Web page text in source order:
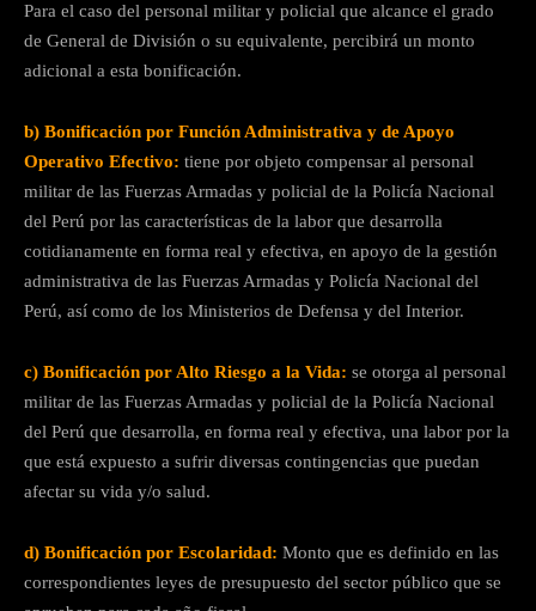
Para el caso del personal militar y policial que alcance el grado
de General de División o su equivalente, percibirá un monto
adicional a esta bonificación.
b) Bonificación por Función Administrativa y de Apoyo
Operativo Efectivo: tiene por objeto compensar al personal
militar de las Fuerzas Armadas y policial de la Policía Nacional
del Perú por las características de la labor que desarrolla
cotidianamente en forma real y efectiva, en apoyo de la gestión
administrativa de las Fuerzas Armadas y Policía Nacional del
Perú, así como de los Ministerios de Defensa y del Interior.
c) Bonificación por Alto Riesgo a la Vida: se otorga al personal
militar de las Fuerzas Armadas y policial de la Policía Nacional
del Perú que desarrolla, en forma real y efectiva, una labor por la
que está expuesto a sufrir diversas contingencias que puedan
afectar su vida y/o salud.
d) Bonificación por Escolaridad: Monto que es definido en las
correspondientes leyes de presupuesto del sector público que se